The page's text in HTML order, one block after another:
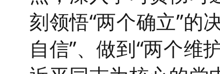
刻领悟“两个确立”的
自信”、做到“两个维